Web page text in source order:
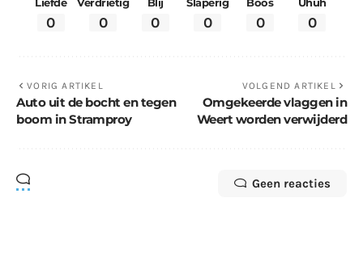
Liefde
0
Verdrietig
0
Blij
0
Slaperig
0
Boos
0
Uhuh
0
VORIG ARTIKEL
Auto uit de bocht en tegen
boom in Stramproy
VOLGEND ARTIKEL
Omgekeerde vlaggen in
Weert worden verwijderd
Geen reacties